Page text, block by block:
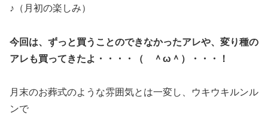
♪（月初の楽しみ）
今回は、ずっと買うことのできなかったアレや、変り種の
アレも買ってきたよ・・・・（ ＾ω＾）・・・！
月末のお葬式のような雰囲気とは一変し、ウキウキルンル
ンで